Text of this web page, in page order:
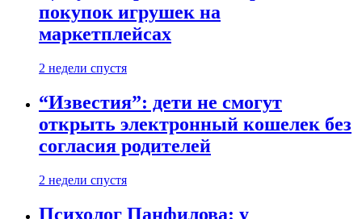
покупок игрушек на
маркетплейсах
2 недели спустя
“Известия”: дети не смогут
открыть электронный кошелек без
согласия родителей
2 недели спустя
Психолог Панфилова: у